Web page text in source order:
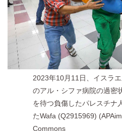
2023年10月11日、イスラ
のアル・シファ病院の過密
を待つ負傷したパレスチナ
たWafa (Q2915969)
Commons